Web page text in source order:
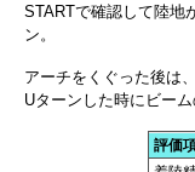
STARTで確認して陸地
ン。
アーチをくぐった後は
Uターンした時にビー
評価